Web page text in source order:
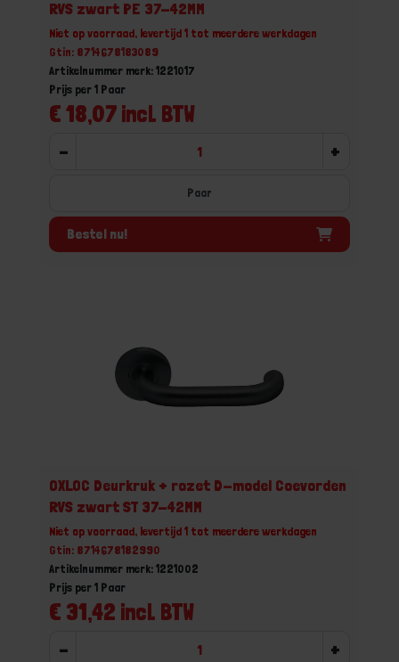
RVS zwart PE 37-42MM
Niet op voorraad, levertijd 1 tot meerdere werkdagen
Gtin: 8714678183089
Artikelnummer merk: 1221017
€ 18,07 incl. BTW
Prijs per 1 Paar
- +
Paar
Bestel nu!
OXLOC Deurkruk + rozet D-model Coevorden
RVS zwart ST 37-42MM
Niet op voorraad, levertijd 1 tot meerdere werkdagen
Gtin: 8714678182990
Artikelnummer merk: 1221002
€ 31,42 incl. BTW
Prijs per 1 Paar
- +